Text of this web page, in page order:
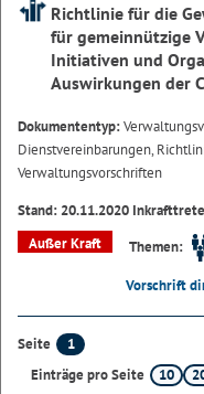
Richtlinie für die
für gemeinnützige
Initiativen und
Auswirkungen der
Dokumententyp:
Dienstvereinbarungen,
Verwaltungsvorschriften
Stand: 20.11.2020
Außer Kraft
Themen:
Vorschrift
Seite
1
Einträge pro Seite
10